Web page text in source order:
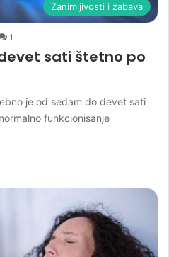
Zanimljivosti i zabava
1
sati štetno po
je od sedam do devet sati
funkcionisanje